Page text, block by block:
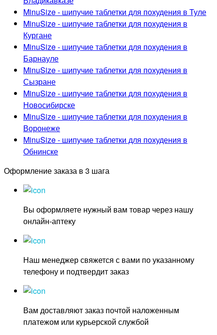
MinuSize - шипучие таблетки для похудения в Туле
MinuSize - шипучие таблетки для похудения в
Кургане
MinuSize - шипучие таблетки для похудения в
Барнауле
MinuSize - шипучие таблетки для похудения в
Сызране
MinuSize - шипучие таблетки для похудения в
Новосибирске
MinuSize - шипучие таблетки для похудения в
Воронеже
MinuSize - шипучие таблетки для похудения в
Обнинске
Оформление заказа в 3 шага
Вы оформляете нужный вам товар через нашу
онлайн-аптеку
Наш менеджер свяжется с вами по указанному
телефону и подтвердит заказ
Вам доставляют заказ почтой наложенным
платежом или курьерской службой